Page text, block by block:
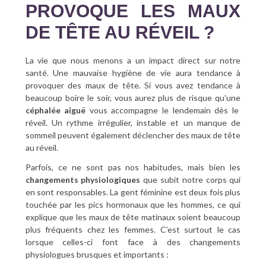
PROVOQUE LES MAUX
DE TÊTE AU RÉVEIL ?
La vie que nous menons a un impact direct sur notre
santé. Une mauvaise hygiène de vie aura tendance à
provoquer des maux de tête. Si vous avez tendance à
beaucoup boire le soir, vous aurez plus de risque qu’une
céphalée aiguë vous accompagne le lendemain dès le
réveil. Un rythme irrégulier, instable et un manque de
sommeil peuvent également déclencher des maux de tête
au réveil.
Parfois, ce ne sont pas nos habitudes, mais bien les
changements physiologiques que subit notre corps qui
en sont responsables. La gent féminine est deux fois plus
touchée par les pics hormonaux que les hommes, ce qui
explique que les maux de tête matinaux soient beaucoup
plus fréquents chez les femmes. C’est surtout le cas
lorsque celles-ci font face à des changements
physiologues brusques et importants :